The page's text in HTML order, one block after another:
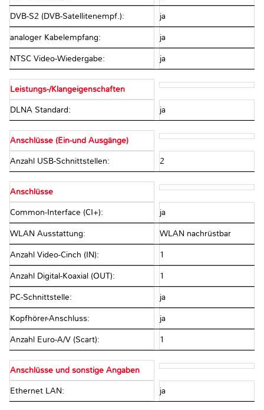
DVB-S2 (DVB-Satellitenempf.): ja
analoger Kabelempfang: ja
NTSC Video-Wiedergabe: ja
Leistungs-/Klangeigenschaften
DLNA Standard: ja
Anschlüsse (Ein-und Ausgänge)
Anzahl USB-Schnittstellen: 2
Anschlüsse
Common-Interface (CI+): ja
WLAN Ausstattung: WLAN nachrüstbar
Anzahl Video-Cinch (IN): 1
Anzahl Digital-Koaxial (OUT): 1
PC-Schnittstelle: ja
Kopfhörer-Anschluss: ja
Anzahl Euro-A/V (Scart): 1
Anschlüsse und sonstige Angaben
Ethernet LAN: ja